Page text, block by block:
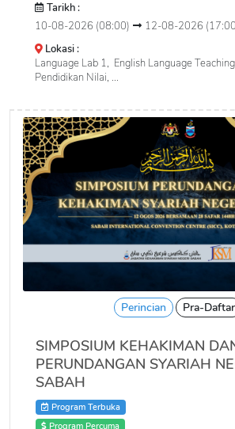
Tarikh :
10-08-2026 (08:00)
12-08-2026
Lokasi :
Language Lab 1, English Language
Pendidikan Nilai, ...
Perincian Pra-Daftar
SIMPOSIUM KEHAKIMAN
PERUNDANGAN SYARIAH
SABAH
Program Terbuka
Program Percuma